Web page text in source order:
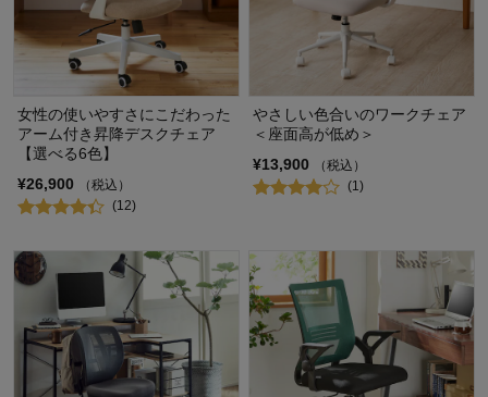
女性の使いやすさにこだわった
アーム付き昇降デスクチェア
【選べる6色】
¥26,900
（税込）
(12)
やさしい色合いのワークチェア
＜座面高が低め＞
¥13,900
（税込）
(1)